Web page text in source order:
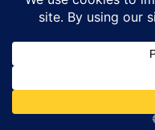
Rental Motor